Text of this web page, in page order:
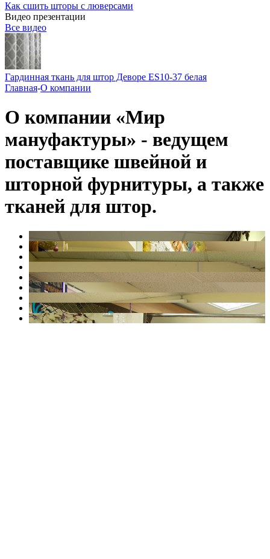
Как сшить шторы с люверсами
Видео презентации
Все видео
Гардинная ткань для штор Деворе ES10-37 белая
Главная-О компании
О компании «Мир
мануфактуры» - ведущем
поставщике швейной и
шторной фурнитуры, а также
тканей для штор.